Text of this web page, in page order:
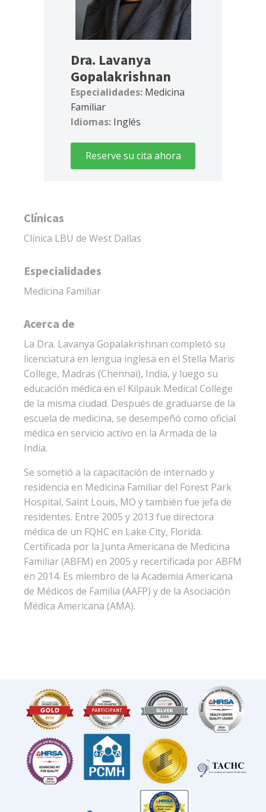
Clínicas
Clínica LBU de West Dallas
Especialidades
Medicina Familiar
Acerca de
La Dra. Lavanya Gopalakrishnan completó su
licenciatura en lengua inglesa en el Stella Maris
College, Madras (Chennai), India, y luego su
educación médica en el Kilpauk Medical College
de la misma ciudad. Después de graduarse de la
escuela de medicina, se desempeñó como oficial
médica en servicio activo en la Armada de la
India.
Se sometió a la capacitación de internado y
residencia en Medicina Familiar del Forest Park
Hospital, Saint Louis, MO y también fue jefa de
residentes. Entre 2005 y 2013 fue directora
médica de un FQHC en Lake City, Florida.
Certificada por la Junta Americana de Medicina
Familiar (ABFM) en 2005 y recertificada por ABFM
en 2014. Es miembro de la Academia Americana
de Médicos de Familia (AAFP) y de la Asociación
Médica Americana (AMA).
Dra. Lavanya
Gopalakrishnan
Especialidades: Medicina
Familiar
Idiomas: Inglés
Reserve su cita ahora